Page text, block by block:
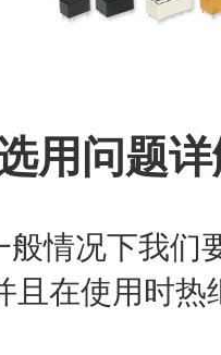
用问题
般情况下我们
且在使用时